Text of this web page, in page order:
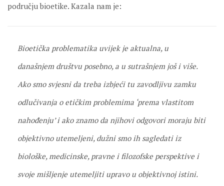
području bioetike. Kazala nam je:
Bioetička problematika uvijek je aktualna, u
današnjem društvu posebno, a u sutrašnjem još i više.
Ako smo svjesni da treba izbjeći tu zavodljivu zamku
odlučivanja o etičkim problemima ‘prema vlastitom
nahođenju’ i ako znamo da njihovi odgovori moraju biti
objektivno utemeljeni, dužni smo ih sagledati iz
biološke, medicinske, pravne i filozofske perspektive i
svoje mišljenje utemeljiti upravo u objektivnoj istini.